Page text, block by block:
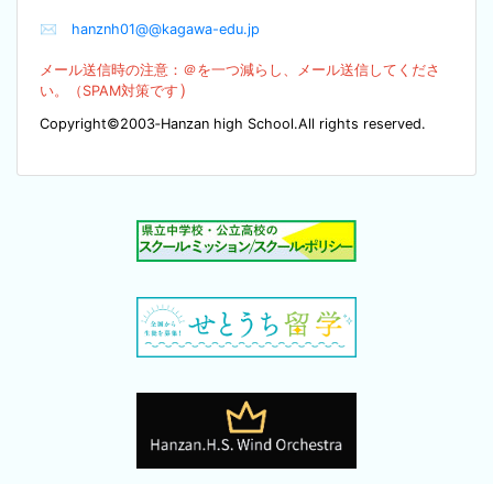
✉ hanznh01@@kagawa-edu.jp
メール送信時の注意：＠を一つ減らし、メール送信してくださ
い。（SPAM対策です ）
Copyright©2003‐Hanzan high School.All rights reserved.